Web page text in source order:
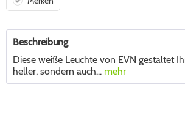
Beschreibung
Diese weiße Leuchte von EVN gestaltet
heller, sondern auch... mehr